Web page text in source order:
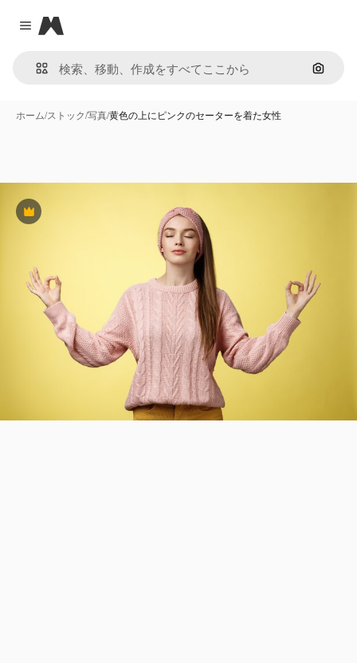
Close menu
Magnific
画像で
ホーム/ストック/写真/黄色の上にピンクのセーターを着た女性
Premium